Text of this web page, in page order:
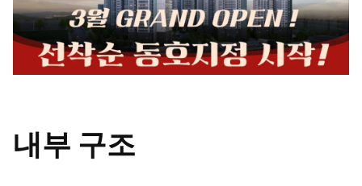
내부 구조